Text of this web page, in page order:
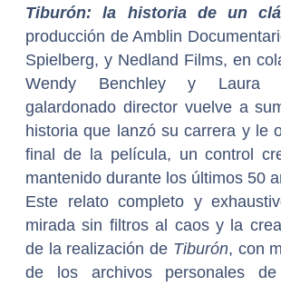
Tiburón: la historia de un
producción de Amblin
Spielberg, y Nedland Films, en
Wendy Benchley y Laura
galardonado director vuelve a
historia que lanzó su carrera y le
final de la película, un control
mantenido durante los últimos 50
Este relato completo y
mirada sin filtros al caos y la
de la realización de Tiburón, con
de los archivos personales